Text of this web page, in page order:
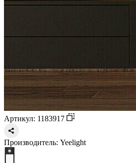
Артикул: 1183917
Производитель: Yeelight